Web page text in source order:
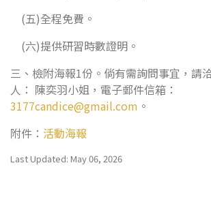
(五)全程免費。
(六)提供研習時數證明。
三、檢附海報1份。倘有需詢問事宜，請
人： 陳奕羽小姐，電子郵件信箱：
3177candice@gmail.com 。
附件： 活動海報
Last Updated: May 06, 2026